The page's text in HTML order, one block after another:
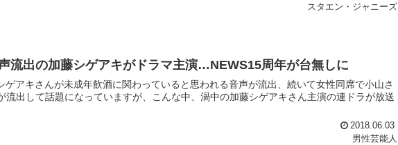
スタエン・ジャニーズ
流出の加藤シゲアキがドラマ主演…NEWS15周年が台無しに
ゲアキさんが未成年飲酒に関わっていると思われる音声が流出、続いて女性同席で小山さ
流出して話題になっていますが、こんな中、渦中の加藤シゲアキさん主演の連ドラが放送
2018.06.03
男性芸能人